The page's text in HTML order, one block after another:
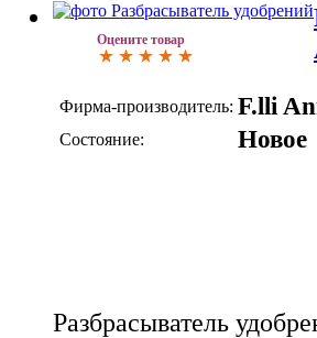
Оцените товар
Фирма-производитель: F.lli
Состояние: Новое
Разбрасыватель